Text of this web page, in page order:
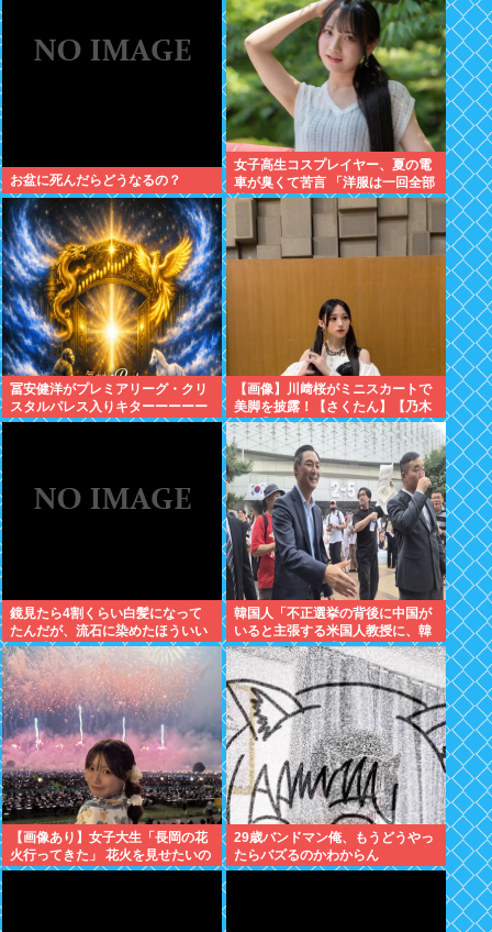
お盆に死んだらどうなるの？
女子高生コスプレイヤー、夏の電
車が臭くて苦言 「洋服は一回全部
熱湯につけよう！洗濯機はキッチ
ンハイター薄めた水で一回まわそ
う！」
冨安健洋がプレミアリーグ・クリ
スタルパレス入りキターーーーー
ー！
【画像】川﨑桜がミニスカートで
美脚を披露！【さくたん】【乃木
坂46】
鏡見たら4割くらい白髪になって
たんだが、流石に染めたほういい
の ？半分おじいちゃんでドン引き
したわ
韓国人「不正選挙の背後に中国が
いると主張する米国人教授に、韓
国ネット民が困惑」
【画像あり】女子大生「長岡の花
火行ってきた」 花火を見せたいの
か自分を見せたいのかどっちだ
29歳バンドマン俺、もうどうやっ
たらバズるのかわからん